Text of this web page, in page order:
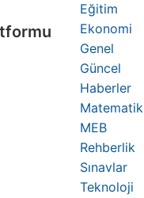
Eğitim
Ekonomi
Genel
Güncel
Haberler
Matematik
MEB
Rehberlik
Sınavlar
Teknoloji